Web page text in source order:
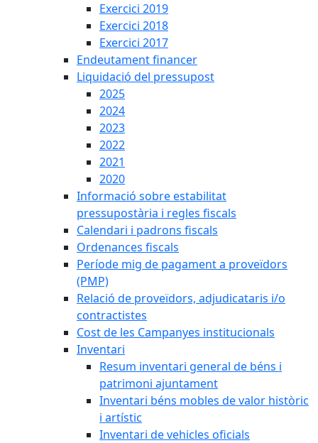
Exercici 2019
Exercici 2018
Exercici 2017
Endeutament financer
Liquidació del pressupost
2025
2024
2023
2022
2021
2020
Informació sobre estabilitat
pressupostària i regles fiscals
Calendari i padrons fiscals
Ordenances fiscals
Període mig de pagament a proveïdors
(PMP)
Relació de proveïdors, adjudicataris i/o
contractistes
Cost de les Campanyes institucionals
Inventari
Resum inventari general de béns i
patrimoni ajuntament
Inventari béns mobles de valor històric
i artístic
Inventari de vehicles oficials